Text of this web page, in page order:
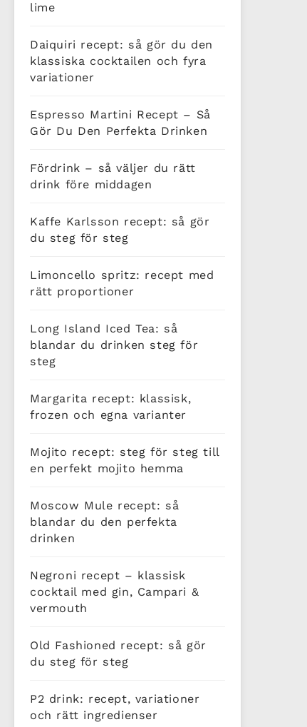
lime
Daiquiri recept: så gör du den
klassiska cocktailen och fyra
variationer
Espresso Martini Recept – Så
Gör Du Den Perfekta Drinken
Fördrink – så väljer du rätt
drink före middagen
Kaffe Karlsson recept: så gör
du steg för steg
Limoncello spritz: recept med
rätt proportioner
Long Island Iced Tea: så
blandar du drinken steg för
steg
Margarita recept: klassisk,
frozen och egna varianter
Mojito recept: steg för steg till
en perfekt mojito hemma
Moscow Mule recept: så
blandar du den perfekta
drinken
Negroni recept – klassisk
cocktail med gin, Campari &
vermouth
Old Fashioned recept: så gör
du steg för steg
P2 drink: recept, variationer
och rätt ingredienser